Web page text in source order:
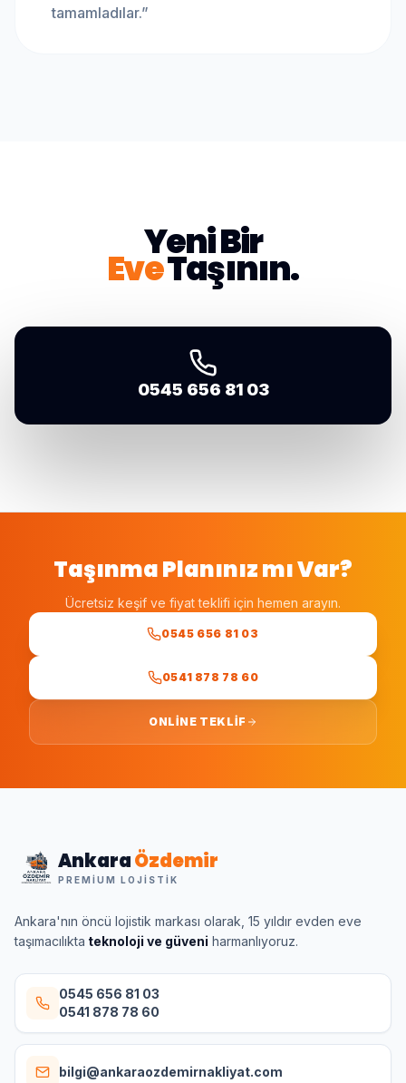
tamamladılar.”
Yeni Bir
EveTaşının.
0545 656 81 03
Taşınma Planınız mı Var?
Ücretsiz keşif ve fiyat teklifi için hemen arayın.
0545 656 81 03
0541 878 78 60
ONLINE TEKLIF
AnkaraÖzdemir
PREMIUM LOJISTIK
Ankara'nın öncü lojistik markası olarak, 15 yıldır evden eve
taşımacılıkta teknoloji ve güveni harmanlıyoruz.
0545 656 81 03
0541 878 78 60
bilgi@ankaraozdemirnakliyat.com